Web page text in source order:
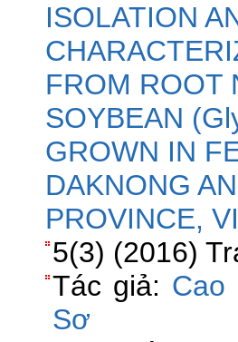
ISOLATION
FROM ROOT
SOYBEAN
GROWN IN
DAKNONG
PROVINCE,
5(3) (2016)
Tác giả: Cao
Sơ